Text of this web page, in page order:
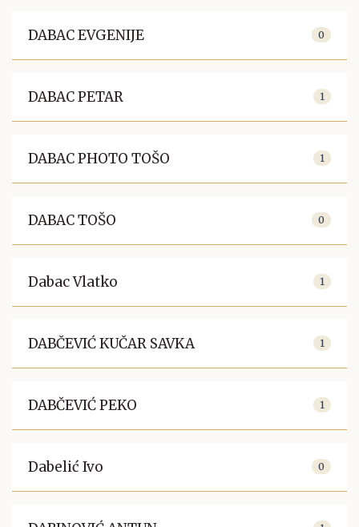
DABAC EVGENIJE 0
DABAC PETAR 1
DABAC PHOTO TOŠO 1
DABAC TOŠO 0
Dabac Vlatko 1
DABČEVIĆ KUČAR SAVKA 1
DABČEVIĆ PEKO 1
Dabelić Ivo 0